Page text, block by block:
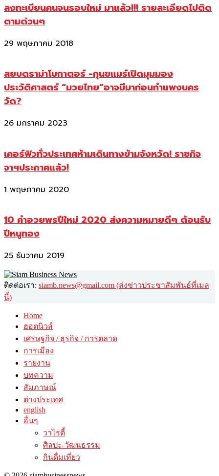
ลงทะเบียนคนจนรอบใหม่ มาแล้ว!!! รายละเอียดไปติด
ตามด่วนๆ
29 พฤษภาคม 2018
สยบดราม่าโบกาตอร์ -กุนขแมร์เปิดมุมมอง
ประวัติศาสตร์ “มวยไทย”อาจมีมาก่อนกำแพงนคร
วัด?
26 มกราคม 2023
เคอร์ฟิวทั่วประเทศห้ามเดินทางข้ามจังหวัด! ราชกิจ
จาฯประกาศแล้ว!
1 พฤษภาคม 2020
10 คำอวยพรปีใหม่ 2020 ส่งความหมายดีๆ ต้อนรับ
ปีหนูทอง
25 ธันวาคม 2019
ติดต่อเรา: siamb.news@gmail.com (ส่งข่าวประชาสัมพันธ์ที่เมล
นี้)
Home
ฮอตนิวส์
เศรษฐกิจ / ธุรกิจ / การตลาด
การเมือง
รายงาน
บทความ
สัมภาษณ์
ต่างประเทศ
english
อื่นๆ
วาไรตี้
ศิลปะ-วัฒนธรรม
กินดื่มเที่ยว